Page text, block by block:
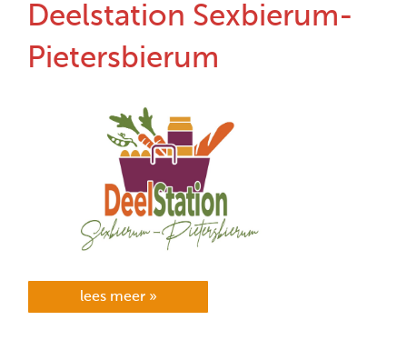
Deelstation Sexbierum-
Pietersbierum
lees meer »